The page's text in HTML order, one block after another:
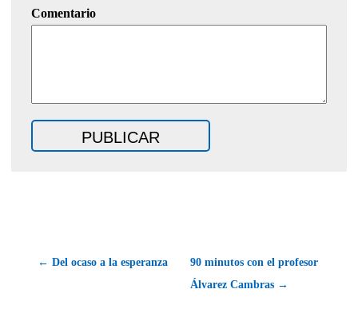
Comentario
← Del ocaso a la esperanza
90 minutos con el profesor
Álvarez Cambras →